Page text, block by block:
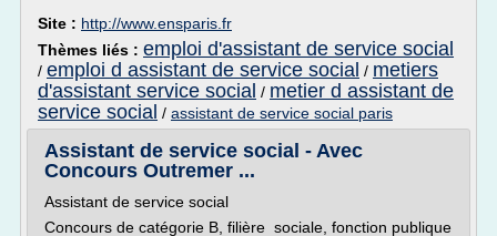
Site : http://www.ensparis.fr
Thèmes liés : emploi d'assistant de service social
/ emploi d assistant de service social / metiers
d'assistant service social / metier d assistant de
service social / assistant de service social paris
Assistant de service social - Avec
Concours Outremer ...
Assistant de service social
Concours de catégorie B, filière sociale, fonction publique